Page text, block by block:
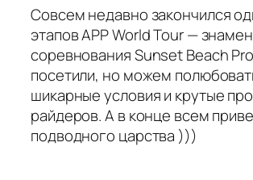
Совсем недавно закончился
этапов APP World Tour —
соревнования Sunset Beach
посетили, но можем
шикарные условия и крутые
райдеров. А в конце всем
подводного царства )))